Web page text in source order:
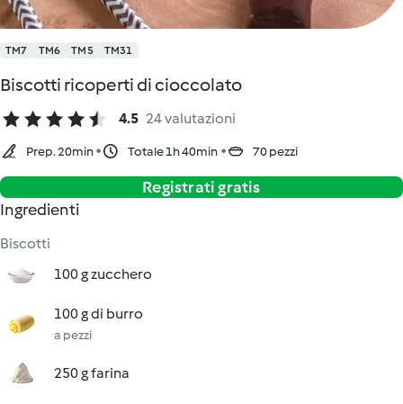
TM7 TM6 TM5 TM31
Biscotti ricoperti di cioccolato
4.5 24 valutazioni
Prep. 20min Totale 1h 40min 70 pezzi
Registrati gratis
Ingredienti
Biscotti
100 g zucchero
100 g di burro
a pezzi
250 g farina